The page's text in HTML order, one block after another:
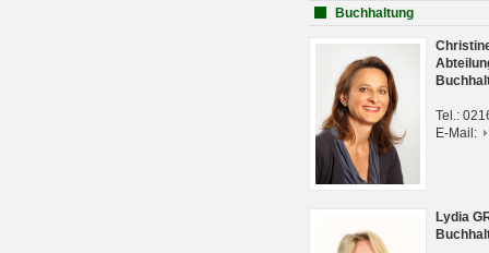
Buchhaltung
Tel.:
E-Mail:
Lydia